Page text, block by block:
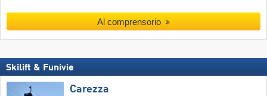
Al comprensorio
Skilift & Funivie
Carezza